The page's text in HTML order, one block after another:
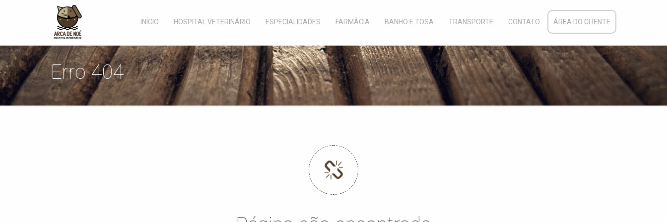
INÍCIO HOSPITAL VETERINÁRIO ESPECIALIDADES FARMÁCIA BANHO E TOSA TRANSPORTE CONTATO ÁREA DO CLIENTE
Erro 404